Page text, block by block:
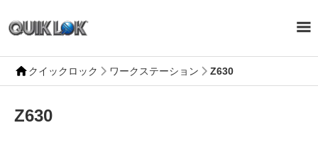
クイックロック ワークステーション Z630
Z630